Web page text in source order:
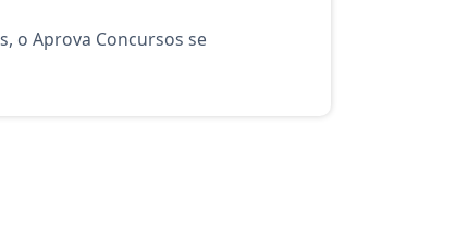
o Aprova Concursos se